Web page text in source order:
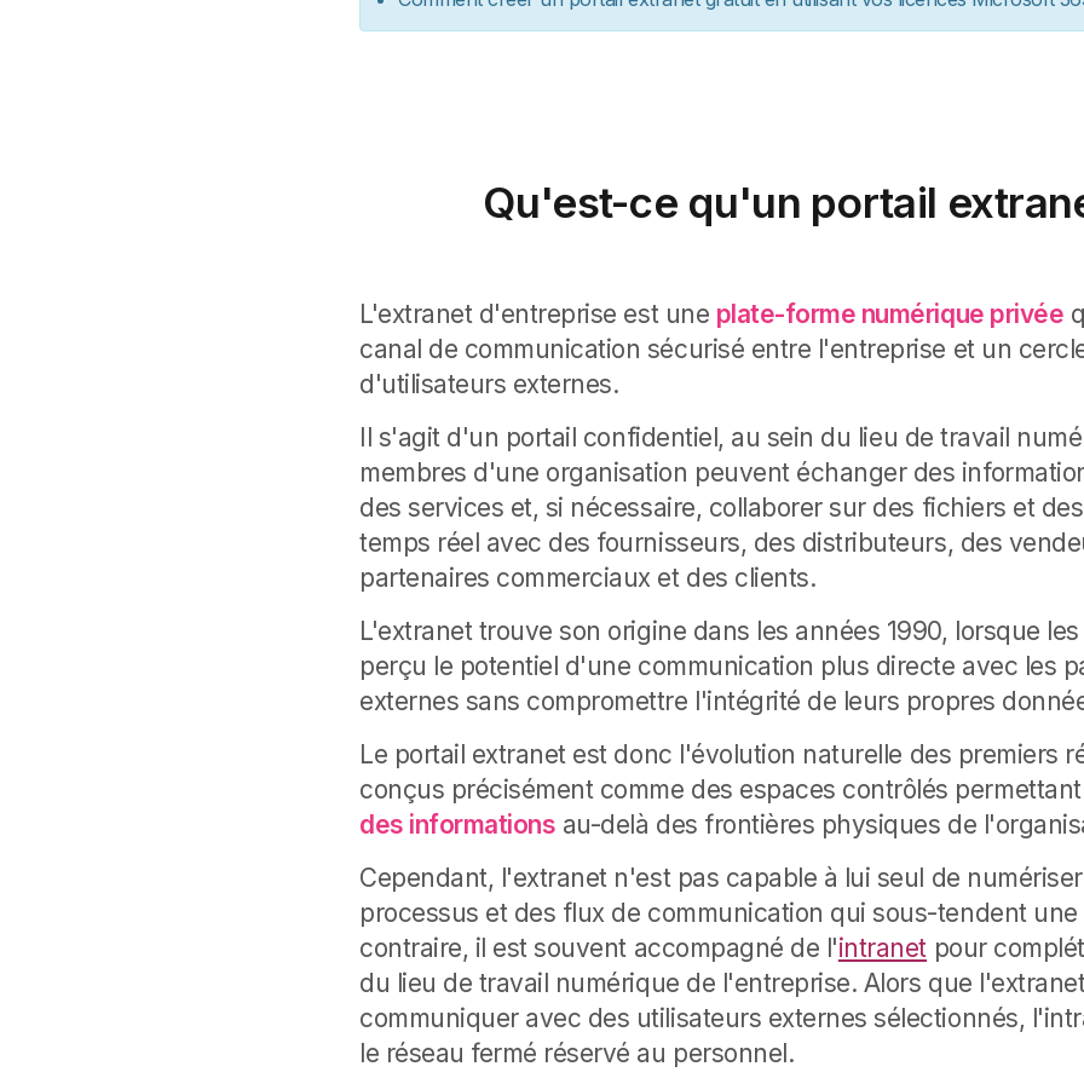
Qu'est-ce qu'un portail
L'extranet d'entreprise est une plate-forme numérique privée
canal de communication sécurisé entre l'entreprise et un
d'utilisateurs externes.
Il s'agit d'un portail confidentiel, au sein du lieu de travail
membres d'une organisation peuvent échanger des
des services et, si nécessaire, collaborer sur des fichiers et
temps réel avec des fournisseurs, des distributeurs, des
partenaires commerciaux et des clients.
L'extranet trouve son origine dans les années 1990, lorsque
perçu le potentiel d'une communication plus directe avec les
externes sans compromettre l'intégrité de leurs propres
Le portail extranet est donc l'évolution naturelle des premiers
conçus précisément comme des espaces contrôlés
des informations au-delà des frontières physiques de
Cependant, l'extranet n'est pas capable à lui seul de
processus et des flux de communication qui sous-tendent une
contraire, il est souvent accompagné de l'intranet pour
du lieu de travail numérique de l'entreprise. Alors que
communiquer avec des utilisateurs externes sélectionnés,
le réseau fermé réservé au personnel.